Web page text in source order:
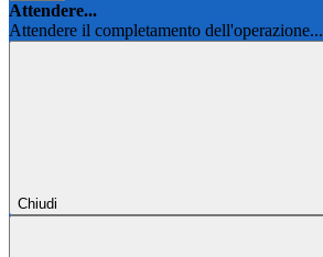
Attendere...
Attendere il completamento dell'operazione...
Chiudi